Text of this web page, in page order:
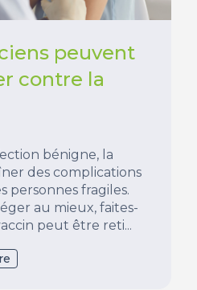
peuvent
contre la
bénigne, la
des complications
personnes fragiles.
au mieux, faites-
peut être reti...